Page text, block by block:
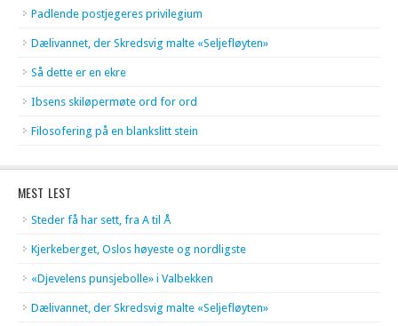
Padlende postjegeres privilegium
Dælivannet, der Skredsvig malte «Seljefløyten»
Så dette er en ekre
Ibsens skiløpermøte ord for ord
Filosofering på en blankslitt stein
MEST LEST
Steder få har sett, fra A til Å
Kjerkeberget, Oslos høyeste og nordligste
«Djevelens punsjebolle» i Valbekken
Dælivannet, der Skredsvig malte «Seljefløyten»